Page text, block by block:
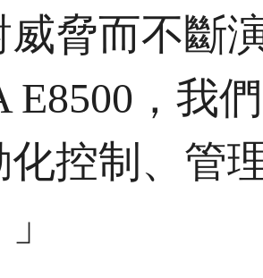
威脅而不斷
E8500，我
化控制、管